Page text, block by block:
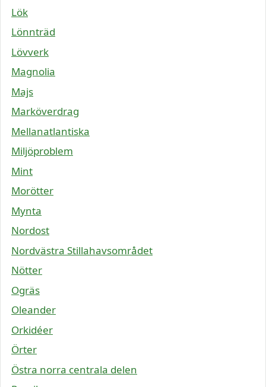
Lök
Lönnträd
Lövverk
Magnolia
Majs
Marköverdrag
Mellanatlantiska
Miljöproblem
Mint
Morötter
Mynta
Nordost
Nordvästra Stillahavsområdet
Nötter
Ogräs
Oleander
Orkidéer
Örter
Östra norra centrala delen